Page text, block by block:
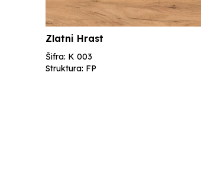
Zlatni Hrast
Šifra: K 003
Struktura: FP